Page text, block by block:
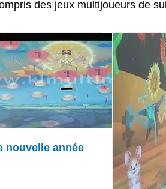
des jeux multijoueurs de
nouvelle année